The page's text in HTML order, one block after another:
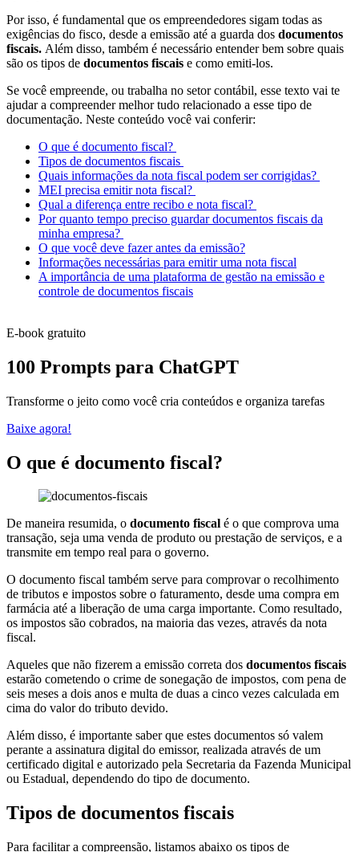
Por isso, é fundamental que os empreendedores sigam todas as
exigências do fisco, desde a emissão até a guarda dos documentos
fiscais. Além disso, também é necessário entender bem sobre quais
são os tipos de documentos fiscais e como emiti-los.
Se você empreende, ou trabalha no setor contábil, esse texto vai te
ajudar a compreender melhor tudo relacionado a esse tipo de
documentação. Neste conteúdo você vai conferir:
O que é documento fiscal?
Tipos de documentos fiscais
Quais informações da nota fiscal podem ser corrigidas?
MEI precisa emitir nota fiscal?
Qual a diferença entre recibo e nota fiscal?
Por quanto tempo preciso guardar documentos fiscais da
minha empresa?
O que você deve fazer antes da emissão?
Informações necessárias para emitir uma nota fiscal
A importância de uma plataforma de gestão na emissão e
controle de documentos fiscais
E-book gratuito
100 Prompts para ChatGPT
Transforme o jeito como você cria conteúdos e organiza tarefas
Baixe agora!
O que é documento fiscal?
De maneira resumida, o documento fiscal é o que comprova uma
transação, seja uma venda de produto ou prestação de serviços, e a
transmite em tempo real para o governo.
O documento fiscal também serve para comprovar o recolhimento
de tributos e impostos sobre o faturamento, desde uma compra em
farmácia até a liberação de uma carga importante. Como resultado,
os impostos são cobrados, na maioria das vezes, através da nota
fiscal.
Aqueles que não fizerem a emissão correta dos documentos fiscais
estarão cometendo o crime de sonegação de impostos, com pena de
seis meses a dois anos e multa de duas a cinco vezes calculada em
cima do valor do tributo devido.
Além disso, é importante saber que estes documentos só valem
perante a assinatura digital do emissor, realizada através de um
certificado digital e autorizado pela Secretaria da Fazenda Municipal
ou Estadual, dependendo do tipo de documento.
Tipos de documentos fiscais
Para facilitar a compreensão, listamos abaixo os tipos de